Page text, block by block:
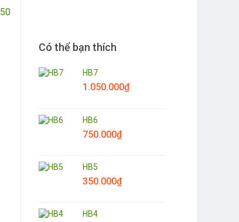
Có thể bạn thích
HB7
1.050.000₫
HB6
750.000₫
HB5
350.000₫
HB4
Hoa chúc mừng CM5
₫